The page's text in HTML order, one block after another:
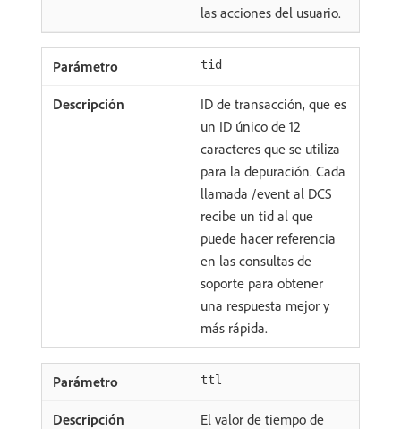
las acciones del usuario.
tid
ID de transacción, que es
un ID único de 12
caracteres que se utiliza
para la depuración. Cada
llamada /event al DCS
recibe un tid al que
puede hacer referencia
en las consultas de
soporte para obtener
una respuesta mejor y
más rápida.
ttl
El valor de tiempo de